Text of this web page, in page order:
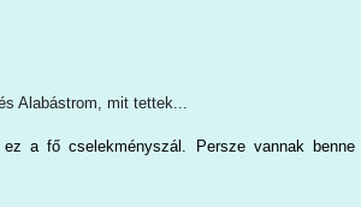
Alabástrom, mit tettek...
a fő cselekményszál. Persze vannak benne